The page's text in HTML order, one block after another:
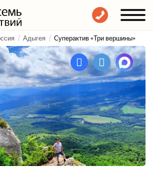
Адыгея Суперактив «Три вершины»